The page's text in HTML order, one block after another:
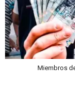
Miembros